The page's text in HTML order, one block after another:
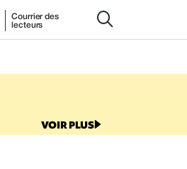
Courrier des
lecteurs
VOIR PLUS